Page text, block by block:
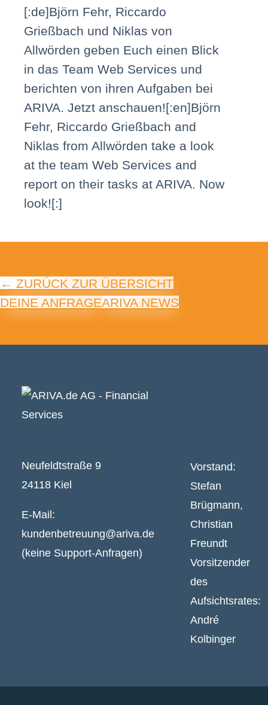
[:de]Björn Fehr, Riccardo
Grießbach und Niklas von
Allwörden geben Euch einen Blick
in das Team Web Services und
berichten von ihren Aufgaben bei
ARIVA. Jetzt anschauen![:en]Björn
Fehr, Riccardo Grießbach and
Niklas from Allwörden take a look
at the team Web Services and
report on their tasks at ARIVA. Now
look![:]
← ZURÜCK ZUR ÜBERSICHT
DEINE ANFRAGEARIVA NEWS
Neufeldtstraße 9
24118 Kiel
E-Mail:
kundenbetreuung@ariva.de
(keine Support-Anfragen)
Vorstand:
Stefan
Brügmann,
Christian
Freundt
Vorsitzender
des
Aufsichtsrates:
André
Kolbinger